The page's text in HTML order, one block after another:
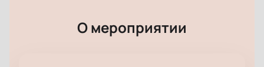
О мероприятии